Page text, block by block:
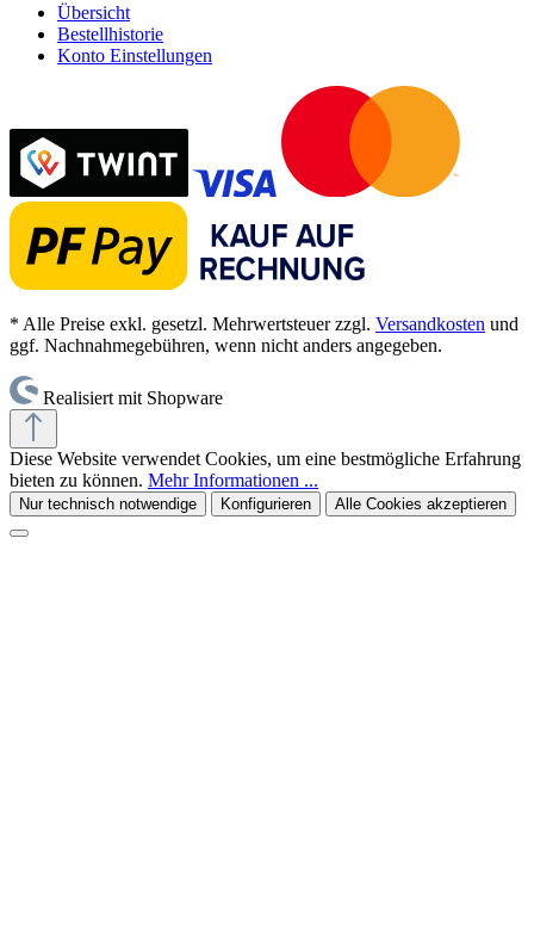
Übersicht
Bestellhistorie
Konto Einstellungen
* Alle Preise exkl. gesetzl. Mehrwertsteuer zzgl. Versandkosten und
ggf. Nachnahmegebühren, wenn nicht anders angegeben.
Realisiert mit Shopware
Diese Website verwendet Cookies, um eine bestmögliche Erfahrung
bieten zu können. Mehr Informationen ...
Nur technisch notwendige Konfigurieren Alle Cookies akzeptieren